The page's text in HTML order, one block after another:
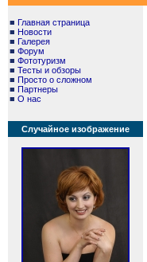
■ Главная страница
■ Новости
■ Галерея
■ Форум
■ Фототуризм
■ Тесты и обзоры
■ Просто о сложном
■ Партнеры
■ О нас
Случайное изображение